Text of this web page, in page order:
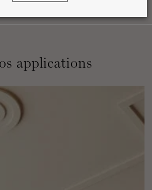
applications